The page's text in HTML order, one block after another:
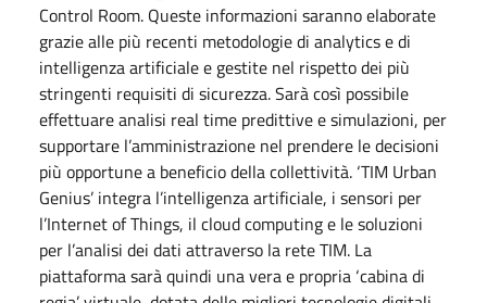
Control Room. Queste informazioni saranno elaborate
grazie alle più recenti metodologie di analytics e di
intelligenza artificiale e gestite nel rispetto dei più
stringenti requisiti di sicurezza. Sarà così possibile
effettuare analisi real time predittive e simulazioni, per
supportare l’amministrazione nel prendere le decisioni
più opportune a beneficio della collettività. ‘TIM Urban
Genius’ integra l’intelligenza artificiale, i sensori per
l’Internet of Things, il cloud computing e le soluzioni
per l’analisi dei dati attraverso la rete TIM. La
piattaforma sarà quindi una vera e propria ‘cabina di